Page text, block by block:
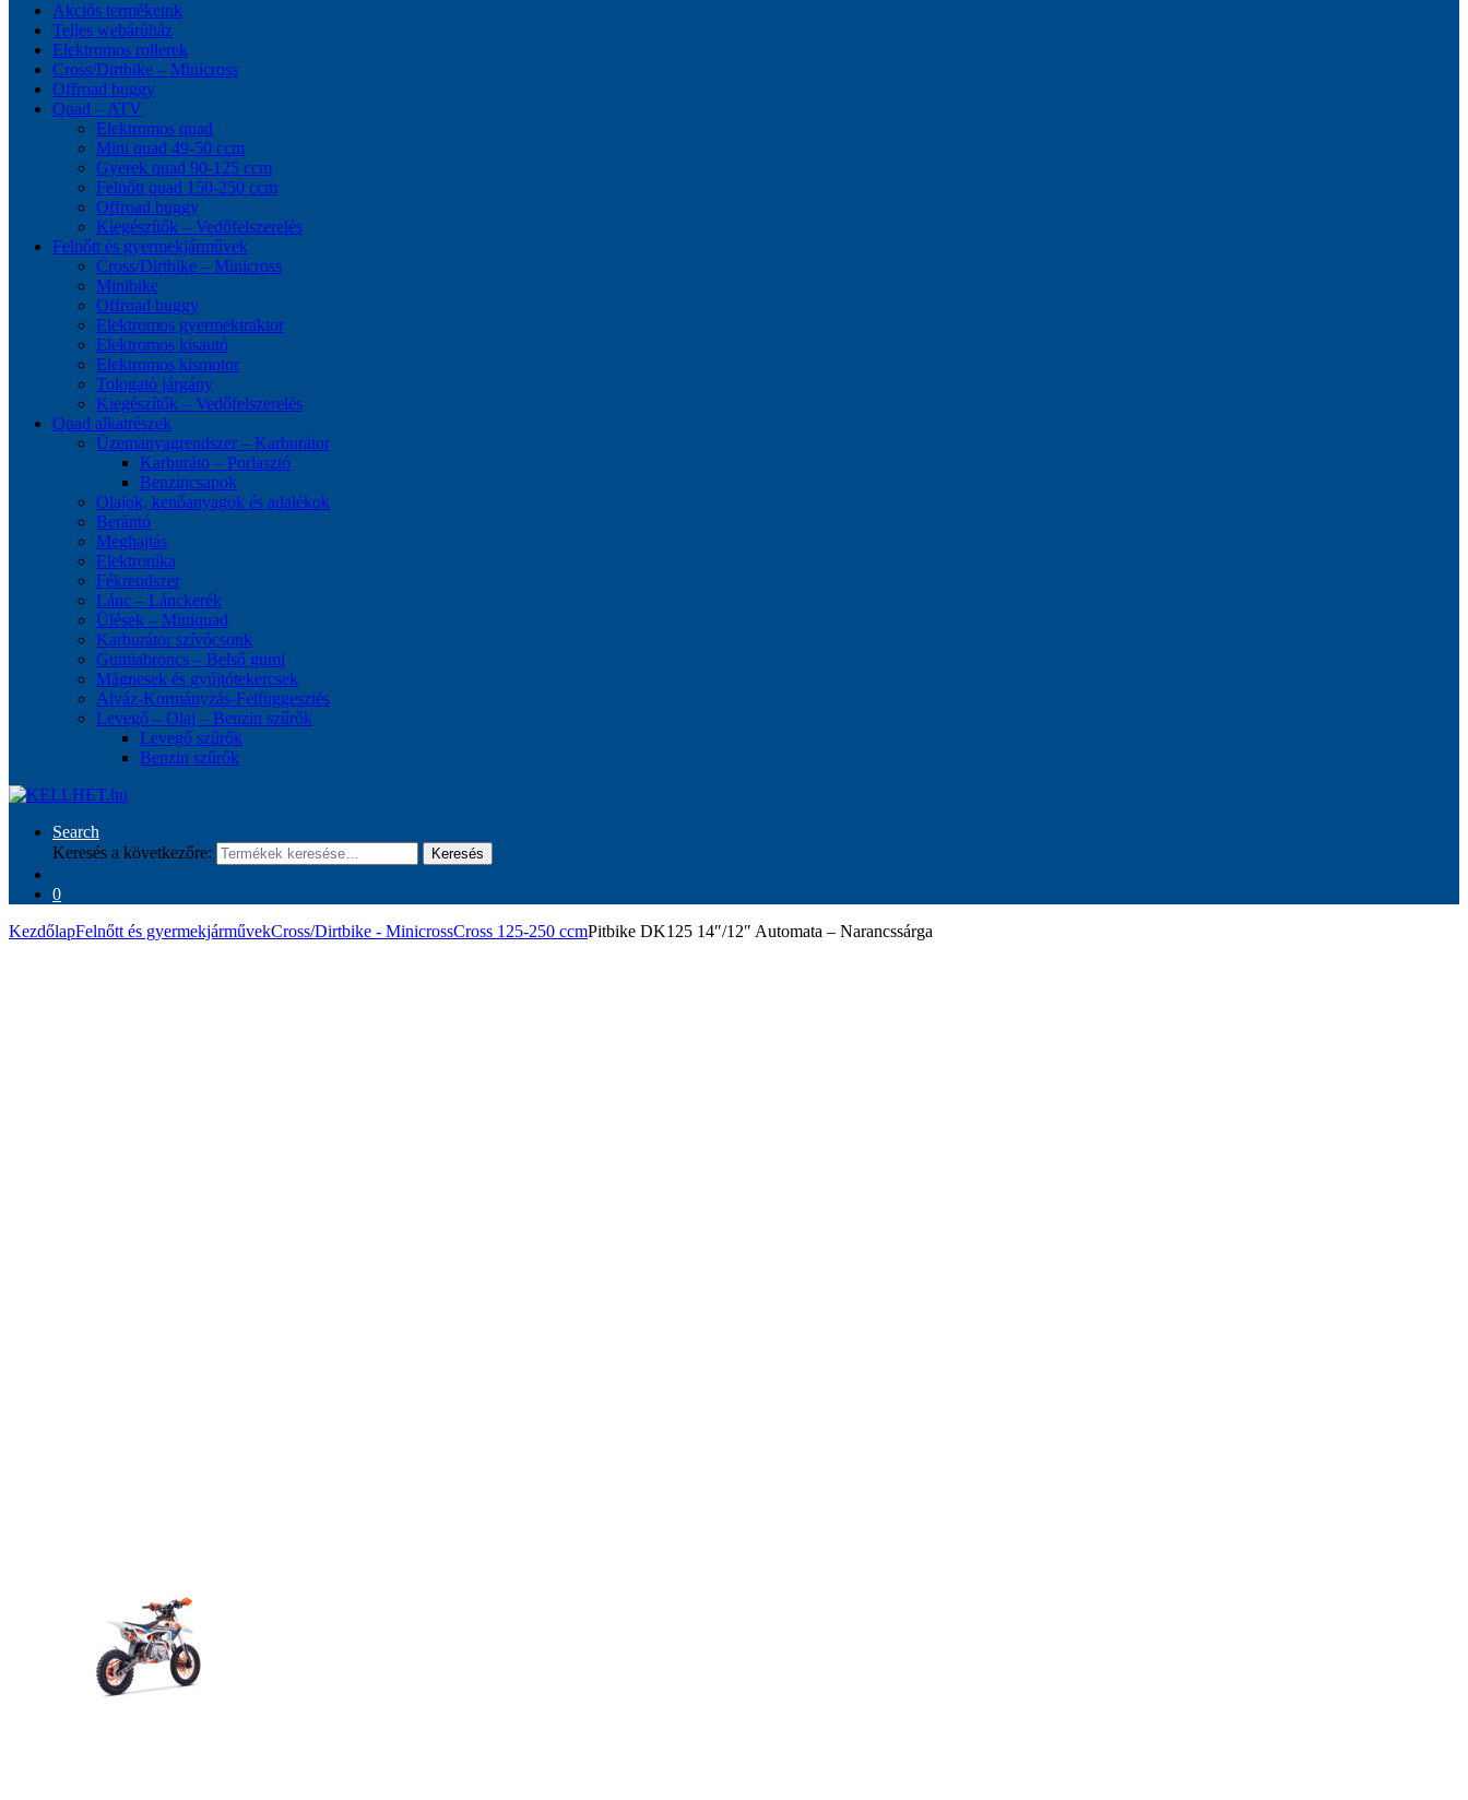
Akciós termékeink
Teljes webárúház
Elektromos rollerek
Cross/Dirtbike – Minicross
Offroad buggy
Quad – ATV
Elektromos quad
Mini quad 49-50 ccm
Gyerek quad 90-125 ccm
Felnőtt quad 150-250 ccm
Offroad buggy
Kiegészítők – Vedőfelszerelés
Felnőtt és gyermekjárművek
Cross/Dirtbike – Minicross
Minibike
Offroad buggy
Elektromos gyermektraktor
Elektromos kisautó
Elektromos kismotor
Tologató járgány
Kiegészítők – Vedőfelszerelés
Quad alkatrészek
Üzemanyagrendszer – Karburátor
Karburáto – Porlasztó
Benzincsapok
Olajok, kenőanyagok és adalékok
Berántó
Meghajtás
Elektronika
Fékrendszer
Lánc – Lánckerék
Ülések – Miniquad
Karburátor szívócsonk
Gumiabroncs – Belső gumi
Mágnesek és gyújtótekercsek
Alváz-Kormányzás-Felfüggesztés
Levegő – Olaj – Benzin szűrők
Levegő szűrők
Benzin szűrők
Search
Keresés a következőre:
Keresés
0
KezdőlapFelnőtt és gyermekjárművekCross/Dirtbike - MinicrossCross 125-250 ccmPitbike DK125 14″/12″ Automata – Narancssárga